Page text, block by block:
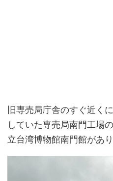
旧専売局庁舎のすぐ近く
していた専売局南門工場
立台湾博物館南門館があり